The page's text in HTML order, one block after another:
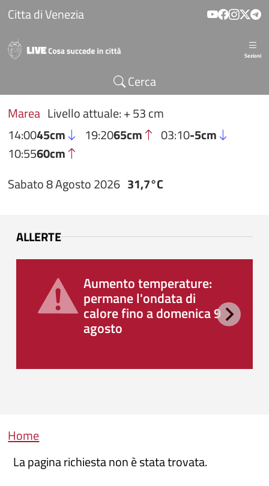
Salta al contenuto principale
Citta di Venezia
Sezioni
Cerca
Marea Livello attuale: + 53 cm
14:0045cm 19:2065cm 03:10-5cm
10:5560cm
Sabato 8 Agosto 2026 31,7°C
ALLERTE
Aumento temperature:
permane l'ondata di
calore fino a domenica 9
agosto
Briciole di pane
Home
La pagina richiesta non è stata trovata.